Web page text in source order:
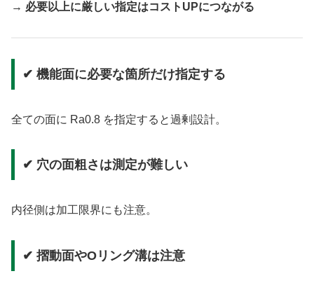
→ 必要以上に厳しい指定はコストUPにつながる
✔ 機能面に必要な箇所だけ指定する
全ての面に Ra0.8 を指定すると過剰設計。
✔ 穴の面粗さは測定が難しい
内径側は加工限界にも注意。
✔ 摺動面やOリング溝は注意